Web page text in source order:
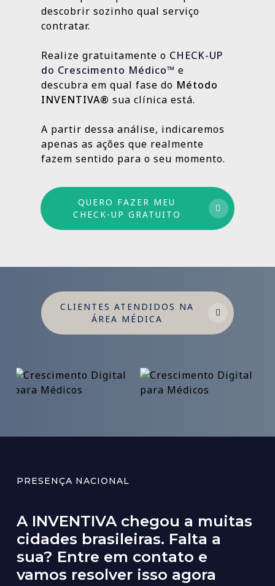
Fazer meu CHECK-UP Gratuito
resultados e aprimorando o que ainda
pode crescer.
Outras, como SEO Médico, Gestão do Blog e
construção de autoridade digital, são
resultados sólidos e duradouros ao longo
do tempo.
Por isso trabalhamos com um método
médio e longo prazo para garantir
crescimento sustentável.
descobrir sozinho qual serviço
contratar.
Realize gratuitamente o CHECK-UP
do Crescimento Médico™ e
descubra em qual fase do Método
INVENTIVA® sua clínica está.
A partir dessa análise, indicaremos
apenas as ações que realmente
fazem sentido para o seu momento.
QUERO FAZER MEU
CHECK-UP GRATUITO
CLIENTES ATENDIDOS NA
ÁREA MÉDICA
PRESENÇA NACIONAL
A INVENTIVA chegou a muitas
cidades brasileiras. Falta a
sua? Entre em contato e
vamos resolver isso agora